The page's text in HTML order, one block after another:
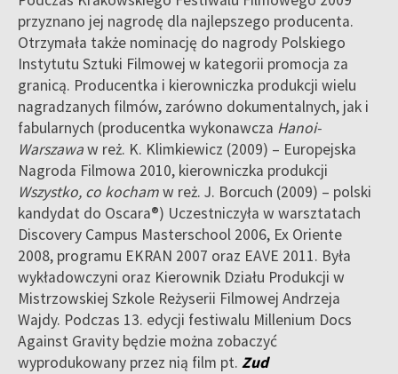
przyznano jej nagrodę dla najlepszego producenta.
Otrzymała także nominację do nagrody Polskiego
Instytutu Sztuki Filmowej w kategorii promocja za
granicą. Producentka i kierowniczka produkcji wielu
nagradzanych filmów, zarówno dokumentalnych, jak i
fabularnych (producentka wykonawcza Hanoi-
Warszawaw reż. K. Klimkiewicz (2009) – Europejska
Nagroda Filmowa 2010, kierowniczka produkcji
Wszystko, co kochamw reż. J. Borcuch (2009) – polski
kandydat do Oscara®) Uczestniczyła w warsztatach
Discovery Campus Masterschool 2006, Ex Oriente
2008, programu EKRAN 2007 oraz EAVE 2011. Była
wykładowczyni oraz Kierownik Działu Produkcji w
Mistrzowskiej Szkole Reżyserii Filmowej Andrzeja
Wajdy. Podczas 13. edycji festiwalu Millenium Docs
Against Gravity będzie można zobaczyć
wyprodukowany przez nią film pt. Zud